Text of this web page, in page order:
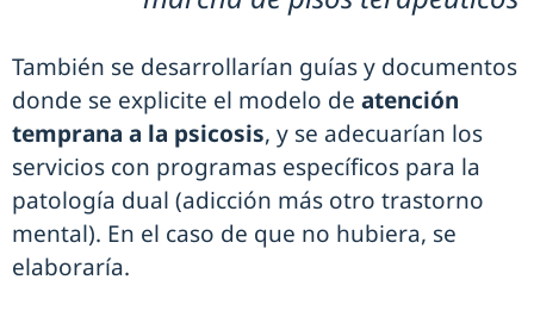
También se desarrollarían guías y documentos
donde se explicite el modelo de atención
temprana a la psicosis, y se adecuarían los
servicios con programas específicos para la
patología dual (adicción más otro trastorno
mental). En el caso de que no hubiera, se
elaboraría.